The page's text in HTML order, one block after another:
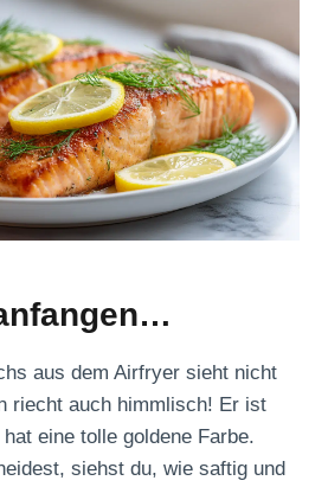
aus dem Airfryer sieht nicht
riecht auch himmlisch! Er ist
eine tolle goldene Farbe.
siehst du, wie saftig und